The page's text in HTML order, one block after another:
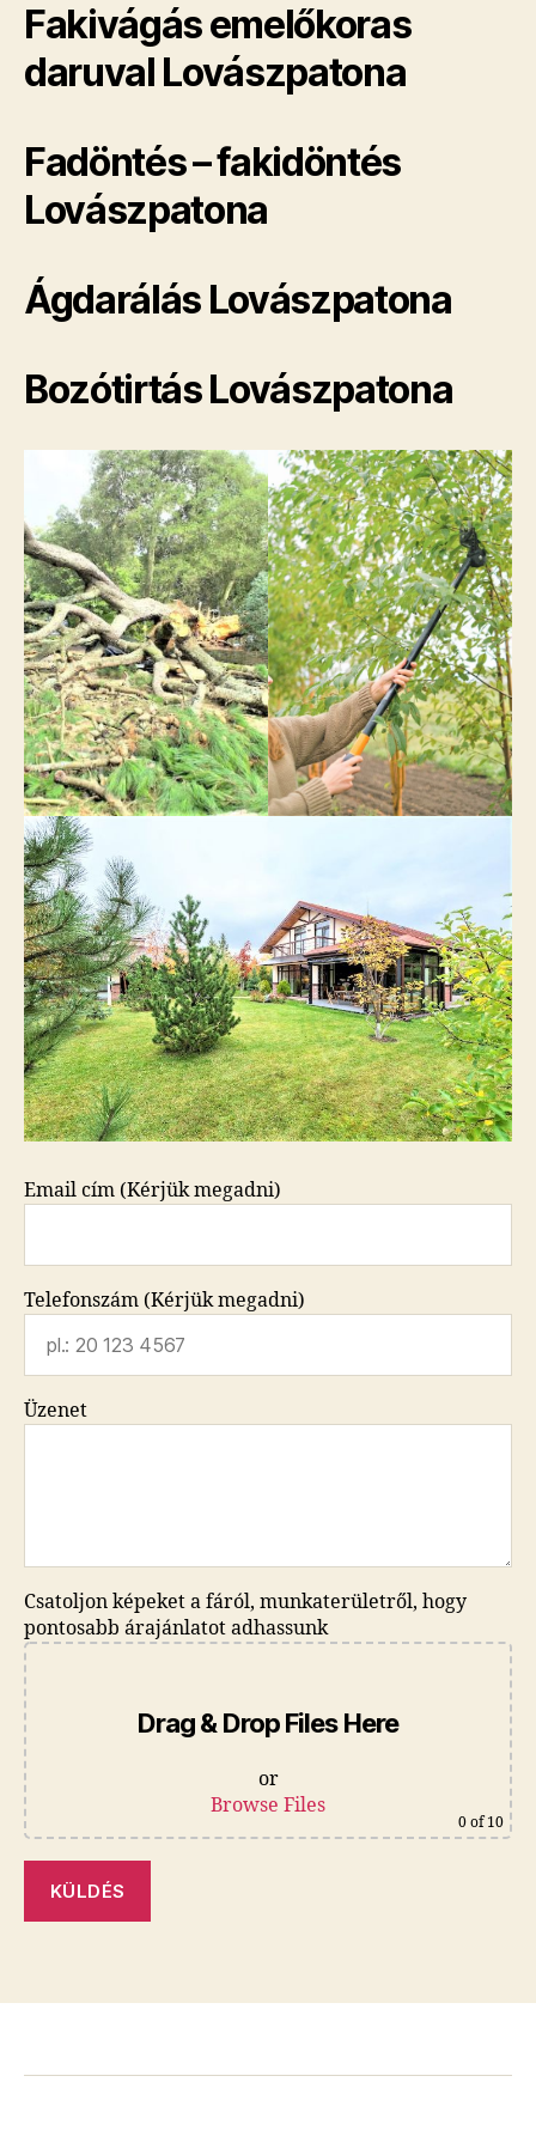
Fakivágás emelőkoras
daruval Lovászpatona
Fadöntés – fakidöntés
Lovászpatona
Ágdarálás Lovászpatona
Bozótirtás Lovászpatona
Email cím (Kérjük megadni)
Telefonszám (Kérjük megadni)
Üzenet
Csatoljon képeket a fáról, munkaterületről, hogy
pontosabb árajánlatot adhassunk
Drag & Drop Files Here
or
Browse Files
0 of 10